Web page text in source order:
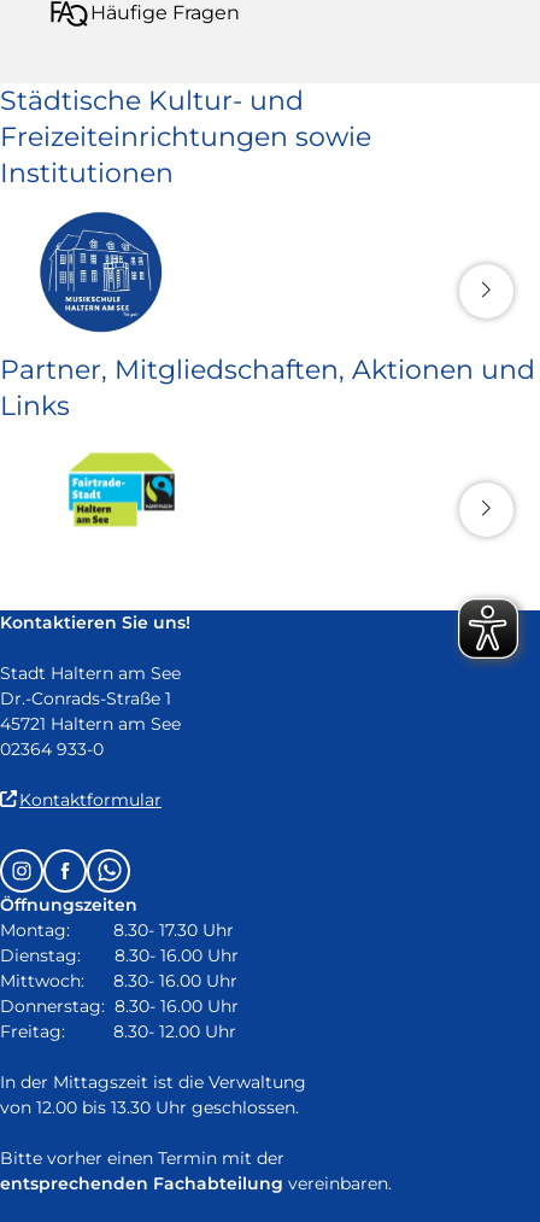
Häufige Fragen
Städtische Kultur- und
Freizeiteinrichtungen sowie
Institutionen
Partner, Mitgliedschaften, Aktionen und
Links
Kontaktieren Sie uns!
Stadt Haltern am See
Dr.-Conrads-Straße 1
45721 Haltern am See
02364 933-0
Kontaktformular
in
neuem
Fenster)
Follow
us
on:
InstagramFacebookWhatsapp
Öffnungszeiten
Montag: 8.30- 17.30 Uhr
Dienstag: 8.30- 16.00 Uhr
Mittwoch: 8.30- 16.00 Uhr
Donnerstag: 8.30- 16.00 Uhr
Freitag: 8.30- 12.00 Uhr
In der Mittagszeit ist die Verwaltung
von 12.00 bis 13.30 Uhr geschlossen.
Bitte vorher einen Termin mit der
entsprechenden Fachabteilung vereinbaren.